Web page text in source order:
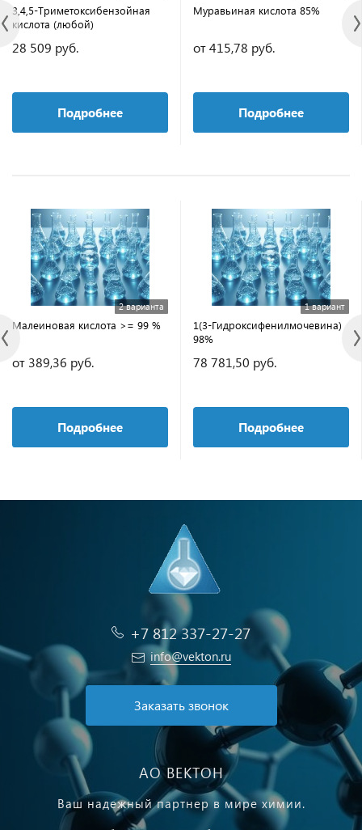
3,4,5-Триметоксибензойная
кислота (любой)
28 509 руб.
Подробнее
Муравьиная кислота 85%
от 415,78 руб.
Подробнее
2 варианта
Малеиновая кислота >= 99 %
от 389,36 руб.
Подробнее
1 вариант
1(3-Гидроксифенилмочевина)
98%
78 781,50 руб.
Подробнее
+7 812 337-27-27
info@vekton.ru
Заказать звонок
АО ВЕКТОН
Ваш надежный партнер в мире химии.